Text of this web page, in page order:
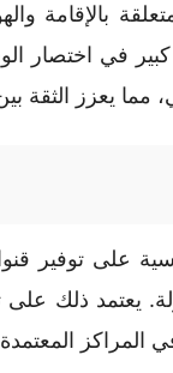
في اختصار
مما يعزز الثقة
على توفير
يعتمد ذلك على
المراكز